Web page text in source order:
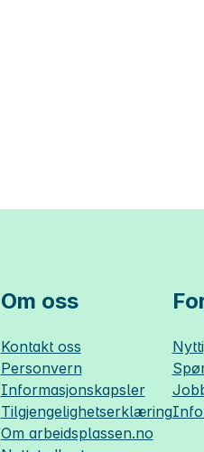
Om oss
Kontakt oss
Personvern
Informasjonskapsler
Tilgjengelighetserklæring
Om arbeidsplassen.no